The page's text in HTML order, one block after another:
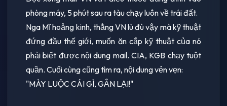
phòng máy, 5 phút sau ra tàu chạy luôn về trái đất.
Nga Mĩ hoảng kinh, thằng VN lù đù vậy mà kỹ thuật
đứng đầu thế giới, muốn ăn cắp kỹ thuật của nó
phải biết được nội dung mail. CIA, KGB chạy tuột
quần. Cuối cùng cũng tìm ra, nội dung vẻn vẹn:
"MÀY LUỘC CÁI GÌ, GẮN LẠI!"